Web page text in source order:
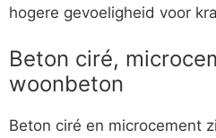
hogere gevoeligheid voor
Beton ciré,
woonbeton
Beton ciré en microcement